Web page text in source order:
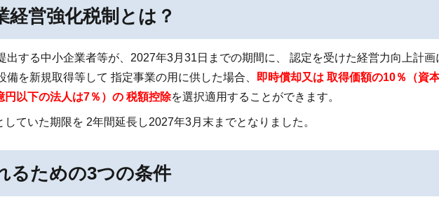
経営強化税制とは？
出する中小企業者等が、2027年3月31日までの期間に、 認定を受けた経営力向上計画
備を新規取得等して 指定事業の用に供した場合、
即時償却又は 取得価額の10％（資
円以下の法人は7％）の 税額控除を選択適用することができます。
していた期限を 2年間延長し2027年3月末までとなりました。
るための3つの条件